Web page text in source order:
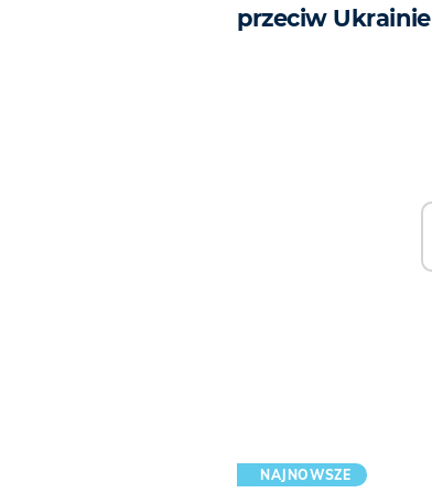
przeciw Ukrainie
NAJNOWSZE